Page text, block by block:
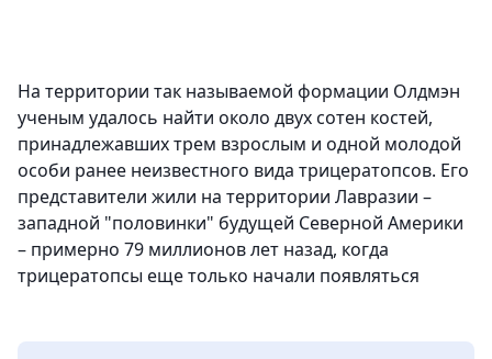
На территории так называемой формации Олдмэн
ученым удалось найти около двух сотен костей,
принадлежавших трем взрослым и одной молодой
особи ранее неизвестного вида трицератопсов. Его
представители жили на территории Лавразии –
западной "половинки" будущей Северной Америки
– примерно 79 миллионов лет назад, когда
трицератопсы еще только начали появляться